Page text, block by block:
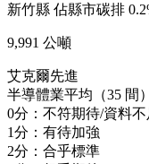
新竹縣 佔縣市碳排
9,991 公噸
艾克爾先進
半導體業平均（35 間）
0分：不符期待/資料不
1分：有待加強
2分：合乎標準